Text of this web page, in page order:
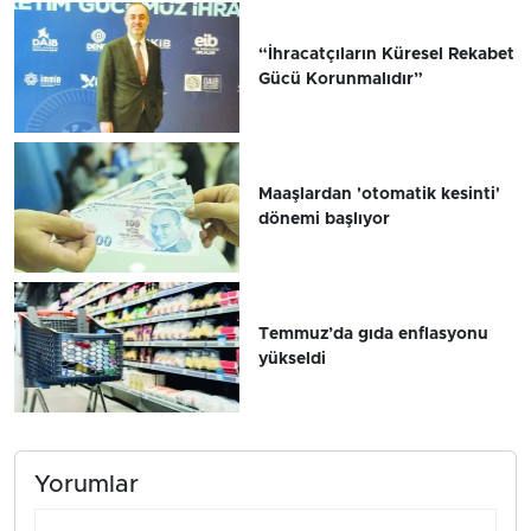
“İhracatçıların Küresel Rekabet
Gücü Korunmalıdır”
Maaşlardan 'otomatik kesinti'
dönemi başlıyor
Temmuz’da gıda enflasyonu
yükseldi
Yorumlar